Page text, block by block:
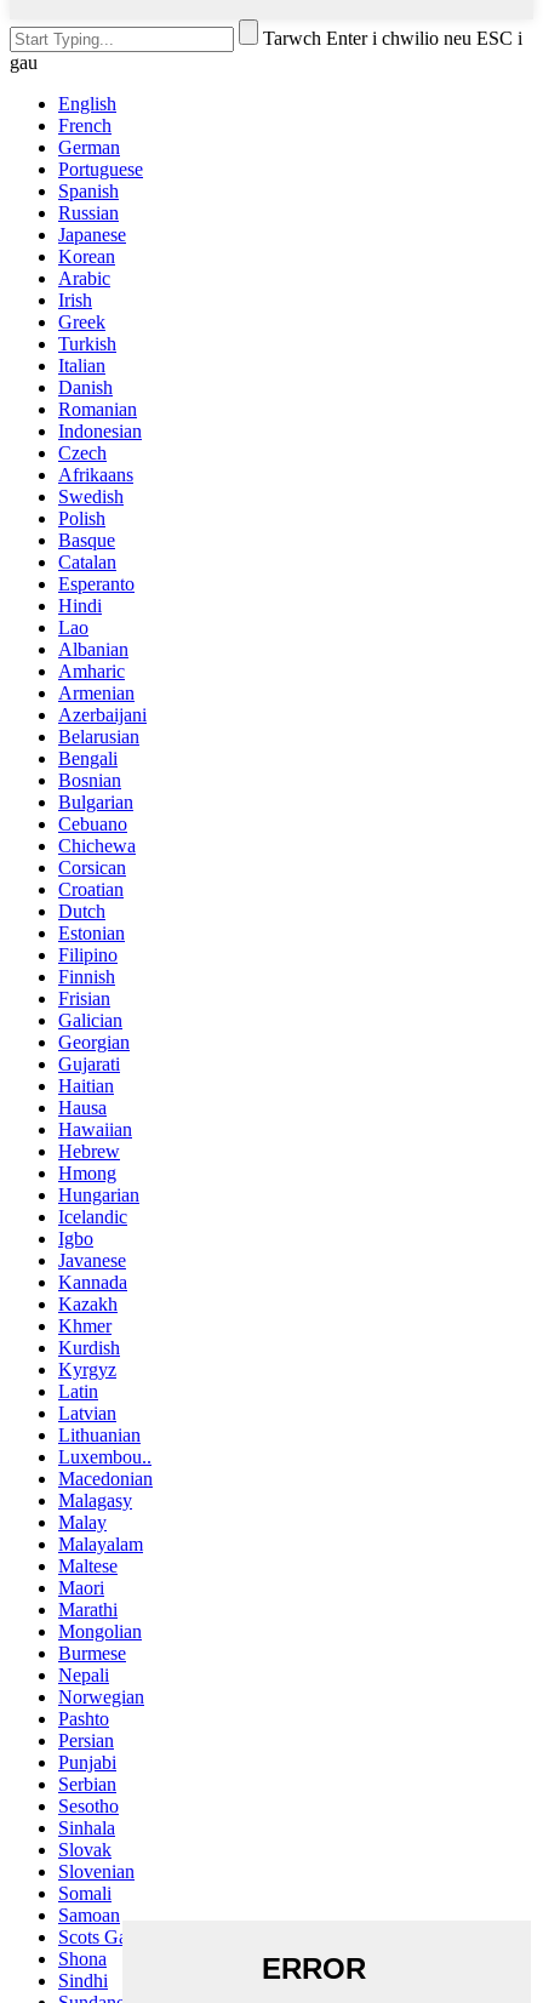
Tarwch Enter i chwilio neu ESC i
gau
English
French
German
Portuguese
Spanish
Russian
Japanese
Korean
Arabic
Irish
Greek
Turkish
Italian
Danish
Romanian
Indonesian
Czech
Afrikaans
Swedish
Polish
Basque
Catalan
Esperanto
Hindi
Lao
Albanian
Amharic
Armenian
Azerbaijani
Belarusian
Bengali
Bosnian
Bulgarian
Cebuano
Chichewa
Corsican
Croatian
Dutch
Estonian
Filipino
Finnish
Frisian
Galician
Georgian
Gujarati
Haitian
Hausa
Hawaiian
Hebrew
Hmong
Hungarian
Icelandic
Igbo
Javanese
Kannada
Kazakh
Khmer
Kurdish
Kyrgyz
Latin
Latvian
Lithuanian
Luxembou..
Macedonian
Malagasy
Malay
Malayalam
Maltese
Maori
Marathi
Mongolian
Burmese
Nepali
Norwegian
Pashto
Persian
Punjabi
Serbian
Sesotho
Sinhala
Slovak
Slovenian
Somali
Samoan
Scots Gaelic
Shona
Sindhi